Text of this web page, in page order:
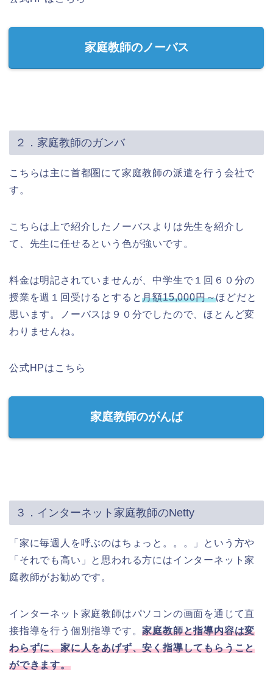
家庭教師のノーバス
２．家庭教師のガンバ
こちらは主に首都圏にて家庭教師の派遣を行う会社で
す。
こちらは上で紹介したノーバスよりは先生を紹介し
て、先生に任せるという色が強いです。
料金は明記されていませんが、中学生で１回６０分の
授業を週１回受けるとすると月額15,000円～ほどだと
思います。ノーバスは９０分でしたので、ほとんど変
わりませんね。
公式HPはこちら
家庭教師のがんば
３．インターネット家庭教師のNetty
「家に毎週人を呼ぶのはちょっと。。。」という方や
「それでも高い」と思われる方にはインターネット家
庭教師がお勧めです。
インターネット家庭教師はパソコンの画面を通じて直
接指導を行う個別指導です。家庭教師と指導内容は変
わらずに、家に人をあげず、安く指導してもらうこと
ができます。